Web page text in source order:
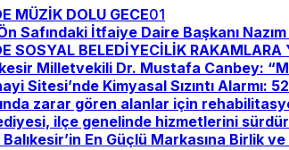
MÜZİK DOLU GECE01
Ön Safındaki İtfaiye Daire Başkanı
SOSYAL BELEDİYECİLİK RAKAMLARA
Milletvekili Dr. Mustafa Canbey:
Sitesi’nde Kimyasal Sızıntı Alarmı:
zarar gören alanlar için
ilçe genelinde hizmetlerini
En Güçlü Markasına Birlik ve